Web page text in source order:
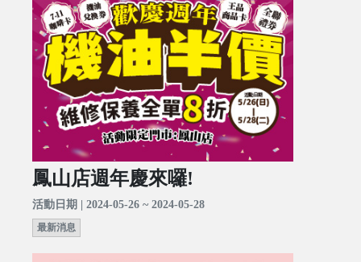
鳳山店週年慶來囉!
活動日期 | 2024-05-26 ~ 2024-05-28
最新消息